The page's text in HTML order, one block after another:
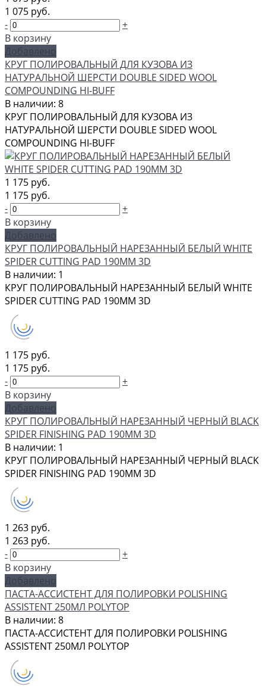
1 075 руб.
-
+
В корзину
Добавлено
КРУГ ПОЛИРОВАЛЬНЫЙ ДЛЯ КУЗОВА ИЗ
НАТУРАЛЬНОЙ ШЕРСТИ DOUBLE SIDED WOOL
COMPOUNDING HI-BUFF
В наличии: 8
КРУГ ПОЛИРОВАЛЬНЫЙ ДЛЯ КУЗОВА ИЗ
НАТУРАЛЬНОЙ ШЕРСТИ DOUBLE SIDED WOOL
COMPOUNDING HI-BUFF
1 175 руб.
1 175 руб.
-
+
В корзину
Добавлено
КРУГ ПОЛИРОВАЛЬНЫЙ НАРЕЗАННЫЙ БЕЛЫЙ WHITE
SPIDER CUTTING PAD 190ММ 3D
В наличии: 1
КРУГ ПОЛИРОВАЛЬНЫЙ НАРЕЗАННЫЙ БЕЛЫЙ WHITE
SPIDER CUTTING PAD 190ММ 3D
1 175 руб.
1 175 руб.
-
+
В корзину
Добавлено
КРУГ ПОЛИРОВАЛЬНЫЙ НАРЕЗАННЫЙ ЧЕРНЫЙ BLACK
SPIDER FINISHING PAD 190ММ 3D
В наличии: 1
КРУГ ПОЛИРОВАЛЬНЫЙ НАРЕЗАННЫЙ ЧЕРНЫЙ BLACK
SPIDER FINISHING PAD 190ММ 3D
1 263 руб.
1 263 руб.
-
+
В корзину
Добавлено
ПАСТА-АССИСТЕНТ ДЛЯ ПОЛИРОВКИ POLISHING
ASSISTENT 250МЛ POLYTOP
В наличии: 8
ПАСТА-АССИСТЕНТ ДЛЯ ПОЛИРОВКИ POLISHING
ASSISTENT 250МЛ POLYTOP